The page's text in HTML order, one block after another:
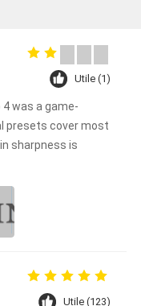
Utile (1)
was a game-
presets cover most
sharpness is
Utile (123)